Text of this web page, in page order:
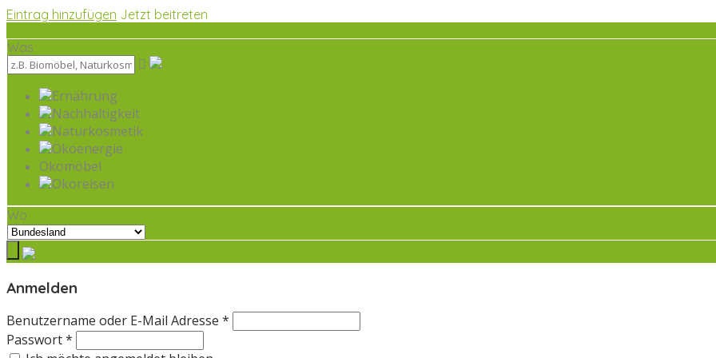
Eintrag hinzufügen Jetzt beitreten
Was
Ernährung
Nachhaltigkeit
Naturkosmetik
Ökoenergie
Ökomöbel
Ökoreisen
Wo
Anmelden
Benutzername oder E-Mail Adresse *
Passwort *